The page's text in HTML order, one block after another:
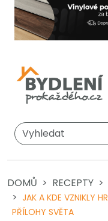
DOMŮ RECEPTY
JAK A KDE VZNIKLY
PŘÍLOHY SVĚTA